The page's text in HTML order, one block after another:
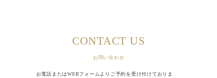
CONTACT US
お問い合わせ
お電話またはWEBフォームよりご予約を受け付けておりま